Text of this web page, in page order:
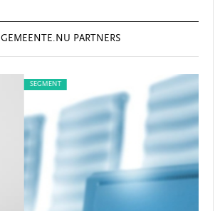
GEMEENTE.NU PARTNERS